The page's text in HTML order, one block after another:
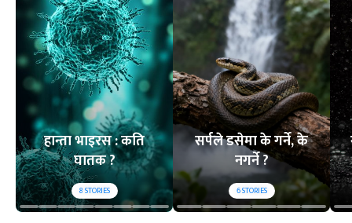
हान्ता भाइरस : कति
घातक ?
8STORIES
सर्पले डसेमा के गर्ने, के
नगर्ने ?
6STORIES